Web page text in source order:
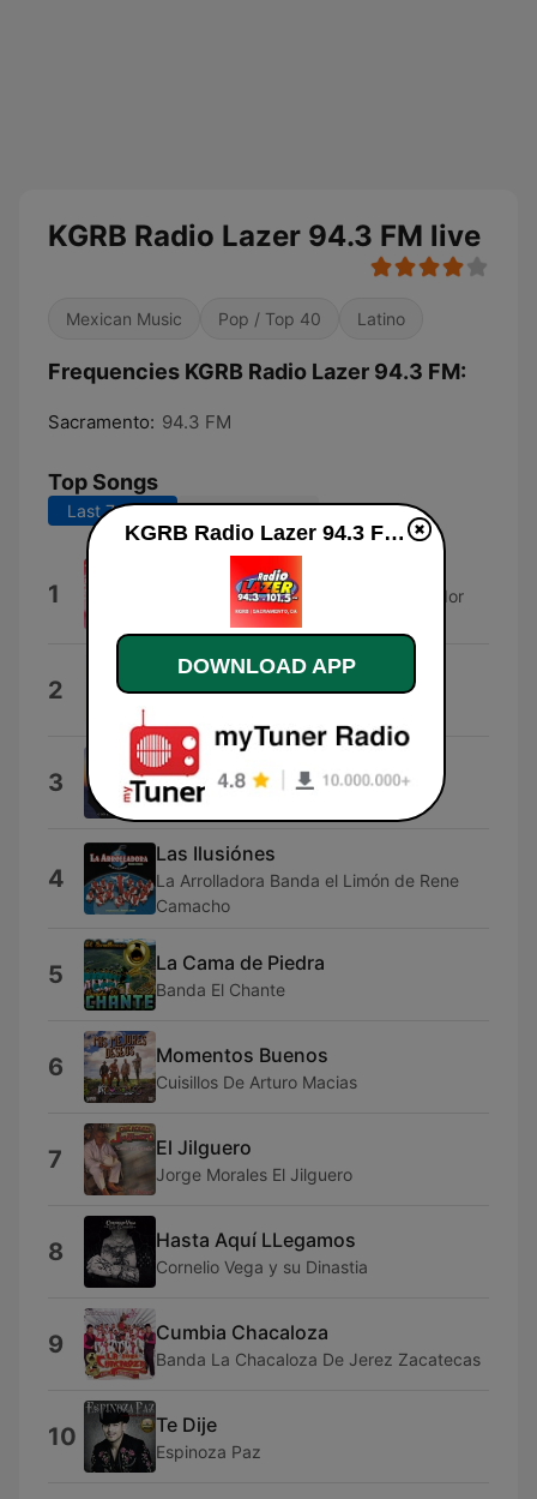
KGRB Radio Lazer 94.3 FM live
Mexican Music Pop / Top 40 Latino
Frequencies KGRB Radio Lazer 94.3 FM:
Sacramento: 94.3 FM
Top Songs
Last 7 days Last 30 days
1
Mambo Limón
La Original Banda El Limón de Salvador
2 Yo Las Pongo
3 Las Ausencias
Pancho Barraza
4
Las Ilusiónes
La Arrolladora Banda el Limón de Rene
Camacho
5 La Cama de Piedra
Banda El Chante
6 Momentos Buenos
Cuisillos De Arturo Macias
7 El Jilguero
Jorge Morales El Jilguero
8 Hasta Aquí LLegamos
Cornelio Vega y su Dinastia
9 Cumbia Chacaloza
Banda La Chacaloza De Jerez Zacatecas
10 Te Dije
Espinoza Paz
KGRB Radio Lazer 94.3 FM live
DOWNLOAD APP